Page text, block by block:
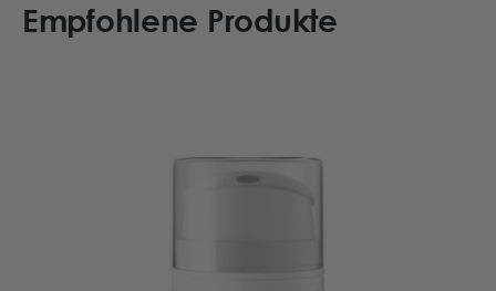
Empfohlene Produkte